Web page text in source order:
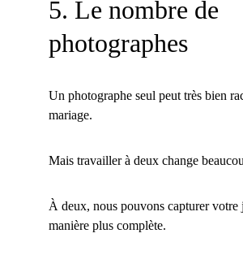
5. Le nombre de
photographes
Un photographe seul peut très bien
mariage.
Mais travailler à deux change
À deux, nous pouvons capturer votre
manière plus complète.